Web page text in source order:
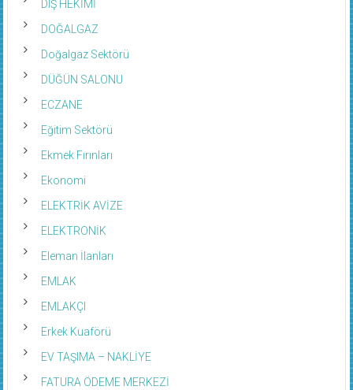
DIŞ HEKİMİ
DOĞALGAZ
Doğalgaz Sektörü
DÜĞÜN SALONU
ECZANE
Eğitim Sektörü
Ekmek Fırınları
Ekonomi
ELEKTRİK AVİZE
ELEKTRONİK
Eleman İlanları
EMLAK
EMLAKÇI
Erkek Kuaförü
EV TAŞIMA – NAKLİYE
FATURA ÖDEME MERKEZİ